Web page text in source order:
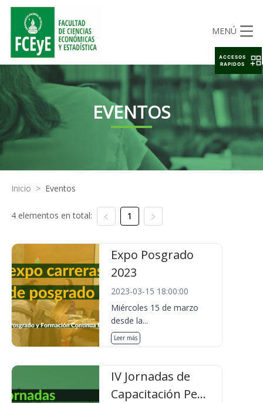
MENÚ
EVENTOS
Inicio > Eventos
4 elementos en total: 1
Expo Posgrado
2023
2023-03-15 18:00:00
Miércoles 15 de marzo
desde la...
Leer más
IV Jornadas de
Capacitación Pe...
ACCESOS
RAPIDOS